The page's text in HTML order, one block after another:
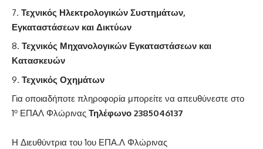
Τεχνικός Ηλεκτρολογικών Συστημάτων,
Εγκαταστάσεων και Δικτύων
Τεχνικός Μηχανολογικών Εγκαταστάσεων και
Κατασκευών
Τεχνικός Οχημάτων
Για οποιαδήποτε πληροφορία μπορείτε να απευθύνεστε στο
1ο ΕΠΑΛ Φλώρινας Τηλέφωνο 2385046137
Η Διευθύντρια του 1ου ΕΠΑ.Λ Φλώρινας